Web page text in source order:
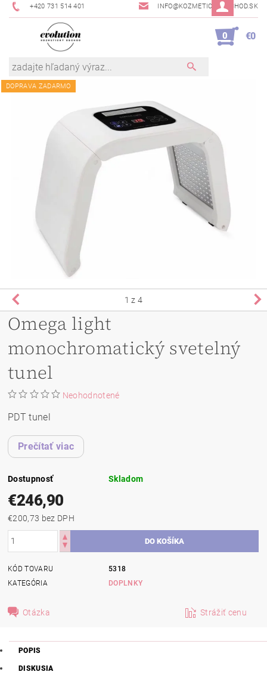
+420 731 514 401 INFO@KOZMETICKYOBCHOD.SK
0 €0
DOPRAVA ZADARMO
1 z 4
Omega light
monochromatický svetelný
tunel
Neohodnotené
PDT tunel
Prečítať viac
Dostupnosť Skladom
€246,90
€200,73 bez DPH
KÓD TOVARU
5318
KATEGÓRIA
DOPLNKY
Otázka Strážiť cenu
POPIS
DISKUSIA